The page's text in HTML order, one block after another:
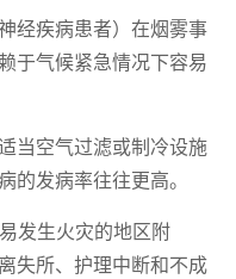
经疾病患者）在烟雾事
于气候紧急情况下容易
当空气过滤或制冷设施
的发病率往往更高。
发生火灾的地区附
失所、护理中断和不成